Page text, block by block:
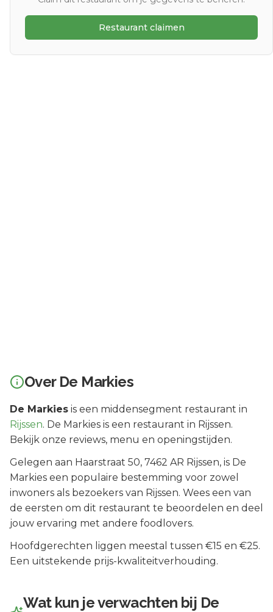
Restaurant claimen
Over De Markies
De Markies is een middensegment restaurant in
Rijssen. De Markies is een restaurant in Rijssen.
Bekijk onze reviews, menu en openingstijden.
Gelegen aan Haarstraat 50, 7462 AR Rijssen, is De
Markies een populaire bestemming voor zowel
inwoners als bezoekers van Rijssen. Wees een van
de eersten om dit restaurant te beoordelen en deel
jouw ervaring met andere foodlovers.
Hoofdgerechten liggen meestal tussen €15 en €25.
Een uitstekende prijs-kwaliteitverhouding.
Wat kun je verwachten bij De